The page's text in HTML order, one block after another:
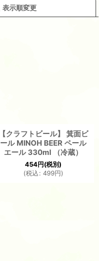
表示順変更
【クラフトビール】 箕面ビ
ール MINOH BEER ペール
エール 330ml （冷蔵）
454円(税別)
(税込: 499円)